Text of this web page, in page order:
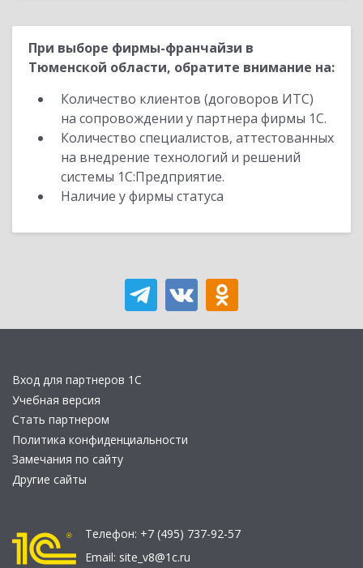
При выборе фирмы-франчайзи в
Тюменской области, обратите внимание на:
Количество клиентов (договоров ИТС)
на сопровождении у партнера фирмы 1С.
Количество специалистов, аттестованных
на внедрение технологий и решений
системы 1С:Предприятие.
Наличие у фирмы статуса
Вход для партнеров 1С
Учебная версия
Стать партнером
Политика конфиденциальности
Замечания по сайту
Другие сайты
Телефон: +7 (495) 737-92-57
Email: site_v8@1c.ru